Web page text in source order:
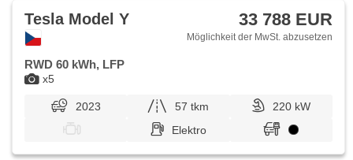
x5
Tesla Model Y 33 788 EUR
Möglichkeit der MwSt. abzusetzen
RWD 60 kWh, LFP
2023 57 tkm
220 kW
Elektro